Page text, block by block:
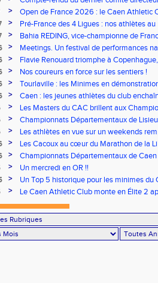
>
Open de France 2026 : le Caen Athletic
>
Pré-France des 4 Ligues : nos athlètes
>
Bahia REDING, vice-championne de
>
Meetings. Un festival de performances
concours
>
Flavie Renouard triomphe à
brillent sur tous les fronts
>
Nos coureurs en force sur les sentiers !
>
Tourlaville : les Minimes en
>
Caen : les jeunes athlètes du club
>
Les Masters du CAC brillent aux
>
Championnats Départementaux de
remarquables pour nos jeunes athlètes
>
Les athlètes en vue sur un weekends
>
Les Cacoux au cœur du Marathon de la
>
Championnats Départementaux de
rendez-vous
>
Un mercredi en OR !!
>
Un Top 5 historique pour les minimes du
Finale Nationale Equip’Athlé !
>
Le Caen Athletic Club monte en Élite 2